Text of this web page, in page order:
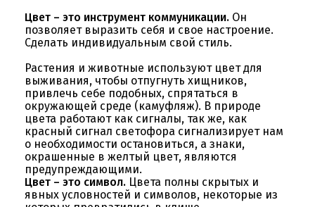
Цвет – это инструмент коммуникации. Он
позволяет выразить себя и свое настроение.
Сделать индивидуальным свой стиль.
Растения и животные используют цвет для
выживания, чтобы отпугнуть хищников,
привлечь себе подобных, спрятаться в
окружающей среде (камуфляж). В природе
цвета работают как сигналы, так же, как
красный сигнал светофора сигнализирует нам
о необходимости остановиться, а знаки,
окрашенные в желтый цвет, являются
предупреждающими.
Цвет – это символ. Цвета полны скрытых и
явных условностей и символов, некоторые из